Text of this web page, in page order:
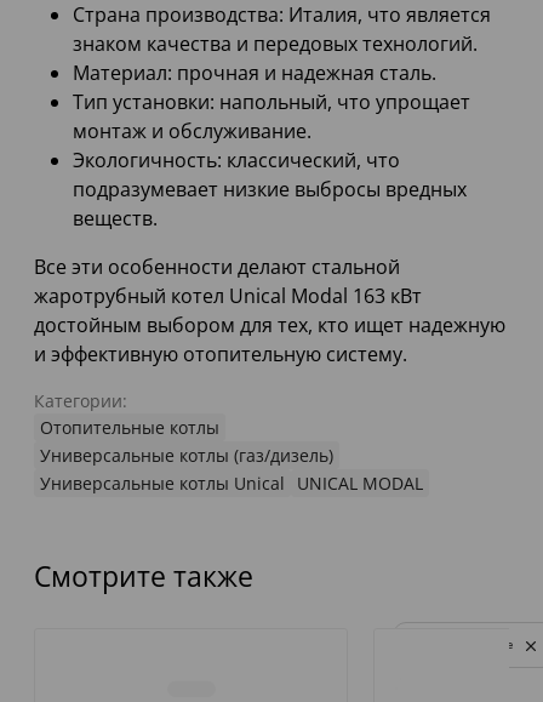
Страна производства: Италия, что является
знаком качества и передовых технологий.
Материал: прочная и надежная сталь.
Тип установки: напольный, что упрощает
монтаж и обслуживание.
Экологичность: классический, что
подразумевает низкие выбросы вредных
веществ.
Все эти особенности делают стальной
жаротрубный котел Unical Modal 163 кВт
достойным выбором для тех, кто ищет надежную
и эффективную отопительную систему.
Категории:
Отопительные котлы
Универсальные котлы (газ/дизель)
Универсальные котлы Unical
UNICAL MODAL
Смотрите также
Privacy notice